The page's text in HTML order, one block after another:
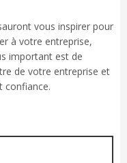
vous inspirer pour
à votre entreprise,
important est de
de votre entreprise et
confiance.